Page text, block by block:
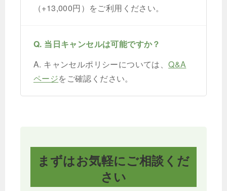
（+13,000円）をご利用ください。
Q. 当日キャンセルは可能ですか？
A. キャンセルポリシーについては、Q&A
ページをご確認ください。
まずはお気軽にご相談くだ
さい